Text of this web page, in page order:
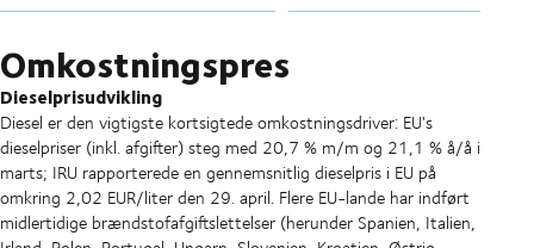
Omkostningspres
Dieselprisudvikling
Diesel er den vigtigste kortsigtede omkostningsdriver: EU's
dieselpriser (inkl. afgifter) steg med 20,7 % m/m og 21,1 % å/å i
marts; IRU rapporterede en gennemsnitlig dieselpris i EU på
omkring 2,02 EUR/liter den 29. april. Flere EU-lande har indført
midlertidige brændstofafgiftslettelser (herunder Spanien, Italien,